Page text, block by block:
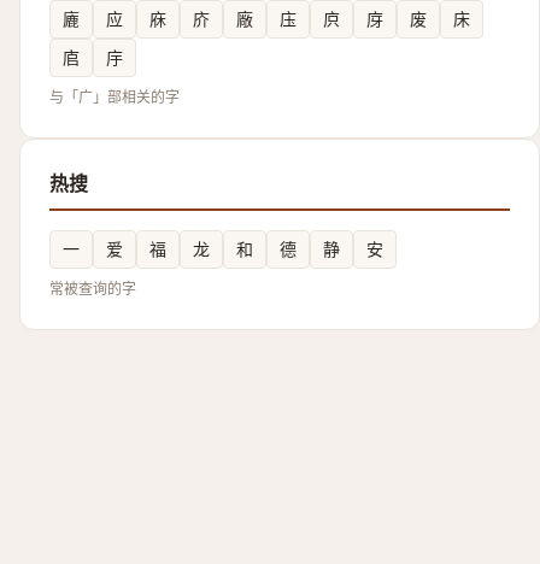
廘 应 庥 庎 廠 庒 㡶 庌 废
床
㢂
㡰
与「广」部相关的字
热搜
一 爱 福 龙 和 德 静 安
常被查询的字